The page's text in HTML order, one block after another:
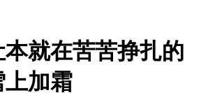
就在苦苦挣扎的
上加霜